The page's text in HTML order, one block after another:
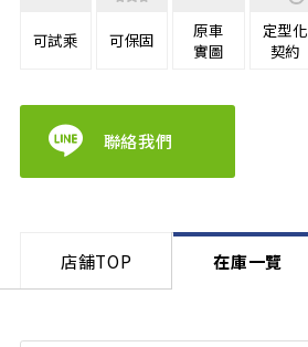
可試乘 可保固
原車
實圖
定型化
契約
聯絡我們
店舗TOP 在庫一覽